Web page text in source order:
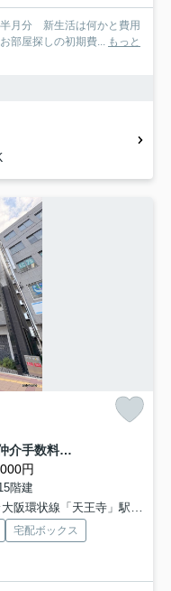
月分 新生活は何かと費用
部屋探しの初期費...
もっと
エスリードレジデンス大阪天王寺 仲介手数料無料
円
階建
大阪環状線「天王寺」駅 徒歩7分
宅配ボックス